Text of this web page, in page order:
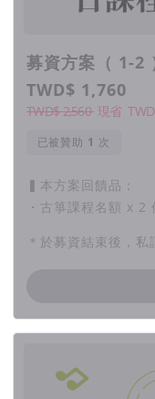
姜采希（CC）是一位
學習的門檻，讓感受
與吸收。
募資方案（ 1-2
TWD$ 1,760
TWD$ 2,560 現省
已被贊助 次
▍本方案回饋品：
・古箏課程名額 x 2
＊於募資結束後，